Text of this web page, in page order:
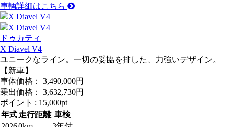
車輌詳細はこちら
ドゥカティ
X Diavel V4
ユニークなライン。一切の妥協を排した、力強いデザイン。
【新車】
車体価格： 3,490,000円
乗出価格： 3,632,730円
ポイント : 15,000pt
年式走行距離 車検